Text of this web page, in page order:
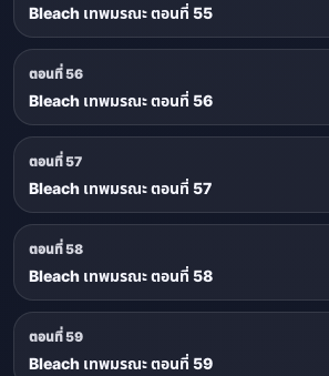
Bleach เทพมรณะ ตอนที่ 55
ตอนที่ 56
Bleach เทพมรณะ ตอนที่ 56
ตอนที่ 57
Bleach เทพมรณะ ตอนที่ 57
ตอนที่ 58
Bleach เทพมรณะ ตอนที่ 58
ตอนที่ 59
Bleach เทพมรณะ ตอนที่ 59